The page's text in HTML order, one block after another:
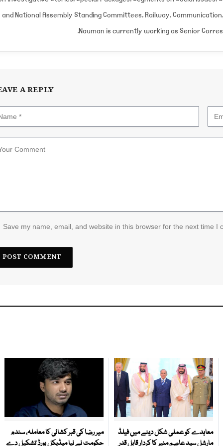
and National Assembly Standing Committees, Railway,
Nauman is currently working as Senior
A REPLY
Save my name, email, and website in this browser for the next time I
معاہدے کو عملی شکل دینے میں فیلڈ
مارشل سید عاصم منیر کا کردار قابل قدر
میر رضا کی قبر کشائی کا معاملہ، سندھ
حکومت نے نیا میڈیکل بورڈ تشکیل دے